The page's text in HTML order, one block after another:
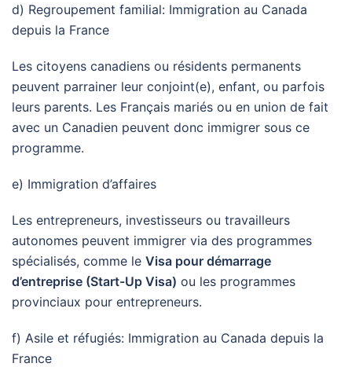
d) Regroupement familial: Immigration au Canada
depuis la France
Les citoyens canadiens ou résidents permanents
peuvent parrainer leur conjoint(e), enfant, ou parfois
leurs parents. Les Français mariés ou en union de fait
avec un Canadien peuvent donc immigrer sous ce
programme.
e) Immigration d’affaires
Les entrepreneurs, investisseurs ou travailleurs
autonomes peuvent immigrer via des programmes
spécialisés, comme le Visa pour démarrage
d’entreprise (Start-Up Visa) ou les programmes
provinciaux pour entrepreneurs.
f) Asile et réfugiés: Immigration au Canada depuis la
France